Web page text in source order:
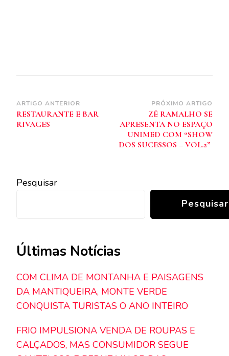
Navegação
de
ARTIGO ANTERIOR
RESTAURANTE E BAR
RIVAGES
PRÓXIMO ARTIGO
ZÉ RAMALHO SE
APRESENTA NO ESPAÇO
UNIMED COM “SHOW
DOS SUCESSOS – VOL.2”
Pesquisar
Pesquisar
Últimas Notícias
COM CLIMA DE MONTANHA E PAISAGENS
DA MANTIQUEIRA, MONTE VERDE
CONQUISTA TURISTAS O ANO INTEIRO
FRIO IMPULSIONA VENDA DE ROUPAS E
CALÇADOS, MAS CONSUMIDOR SEGUE